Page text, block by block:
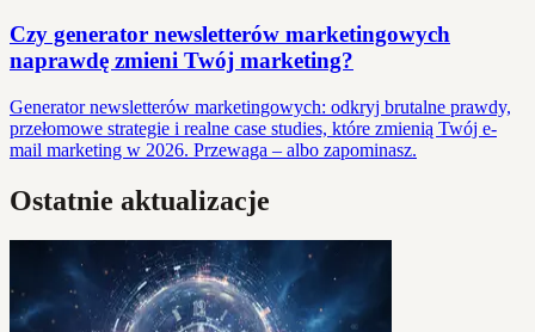
Czy generator newsletterów marketingowych
naprawdę zmieni Twój marketing?
Generator newsletterów marketingowych: odkryj brutalne prawdy,
przełomowe strategie i realne case studies, które zmienią Twój e-
mail marketing w 2026. Przewaga – albo zapominasz.
Ostatnie aktualizacje